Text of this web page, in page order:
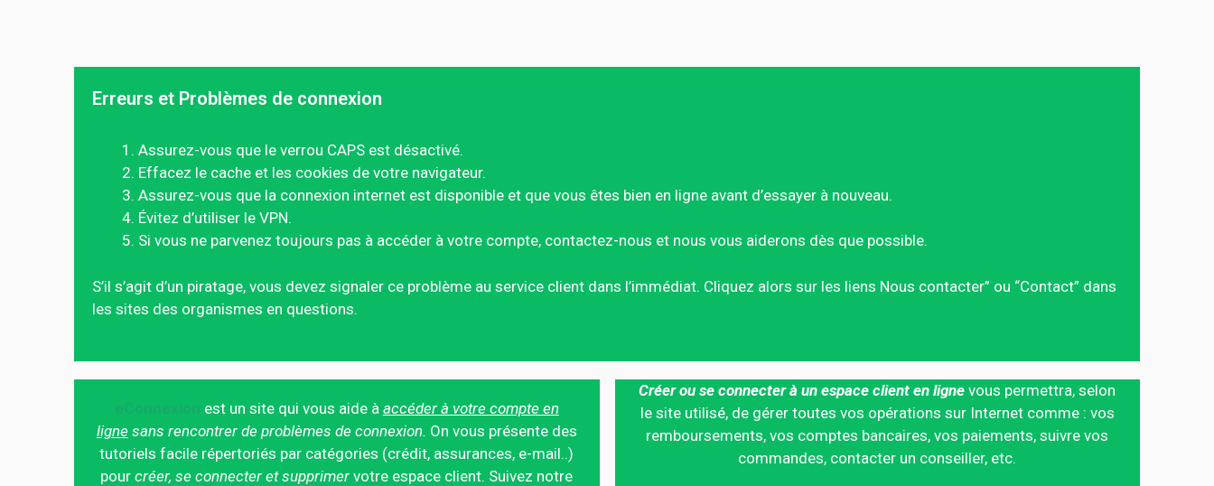
Erreurs et Problèmes de connexion
Assurez-vous que le verrou CAPS est désactivé.
Effacez le cache et les cookies de votre navigateur.
Assurez-vous que la connexion internet est disponible et que vous êtes bien en ligne avant d’essayer à nouveau.
Évitez d’utiliser le VPN.
Si vous ne parvenez toujours pas à accéder à votre compte, contactez-nous et nous vous aiderons dès que possible.
S’il s’agit d’un piratage, vous devez signaler ce problème au service client dans l’immédiat. Cliquez alors sur les liens Nous contacter” ou “Contact” dans
les sites des organismes en questions.
est un site qui vous aide à accéder à votre compte en
ligne sans rencontrer de problèmes de connexion. On vous présente des
tutoriels facile répertoriés par catégories (crédit, assurances, e-mail..)
pourcréer, se connecter et supprimer votre espace client. Suivez notre
Créer ou se connecter à un espace client en ligne vous permettra, selon
le site utilisé, de gérer toutes vos opérations sur Internet comme : vos
remboursements, vos comptes bancaires, vos paiements, suivre vos
commandes, contacter un conseiller, etc.